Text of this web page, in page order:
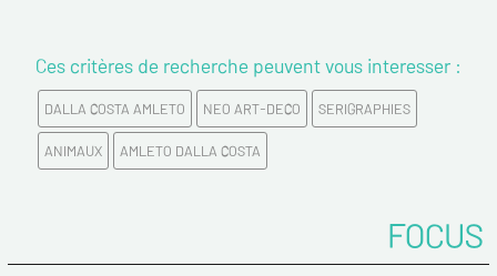
Prénom*
Email*
Ces critères de recherche peuvent vous interesser :
DALLA COSTA AMLETO NEO ART-DECO SERIGRAPHIES
ANIMAUX AMLETO DALLA COSTA
FOCUS